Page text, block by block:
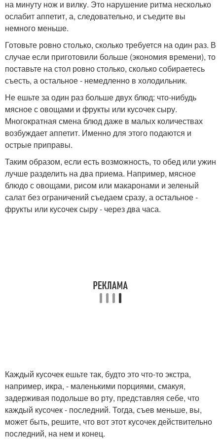
на минуту нож и вилку. Это нарушение ритма несколько
ослабит аппетит, а, следовательно, и съедите вы
немного меньше.
Готовьте ровно столько, сколько требуется на один раз. В
случае если приготовили больше (экономия времени), то
поставьте на стол ровно столько, сколько собираетесь
съесть, а остальное - немедленно в холодильник.
Не ешьте за один раз больше двух блюд: что-нибудь
мясное с овощами и фрукты или кусочек сыру.
Многократная смена блюд даже в малых количествах
возбуждает аппетит. Именно для этого подаются и
острые приправы.
Таким образом, если есть возможность, то обед или ужин
лучше разделить на два приема. Например, мясное
блюдо с овощами, рисом или макаронами и зеленый
салат без ограничений съедаем сразу, а остальное -
фрукты или кусочек сыру - через два часа.
Каждый кусочек ешьте так, будто это что-то экстра,
например, икра, - маленькими порциями, смакуя,
задерживая подольше во рту, представляя себе, что
каждый кусочек - последний. Тогда, съев меньше, вы,
может быть, решите, что вот этот кусочек действительно
последний, на нем и конец.